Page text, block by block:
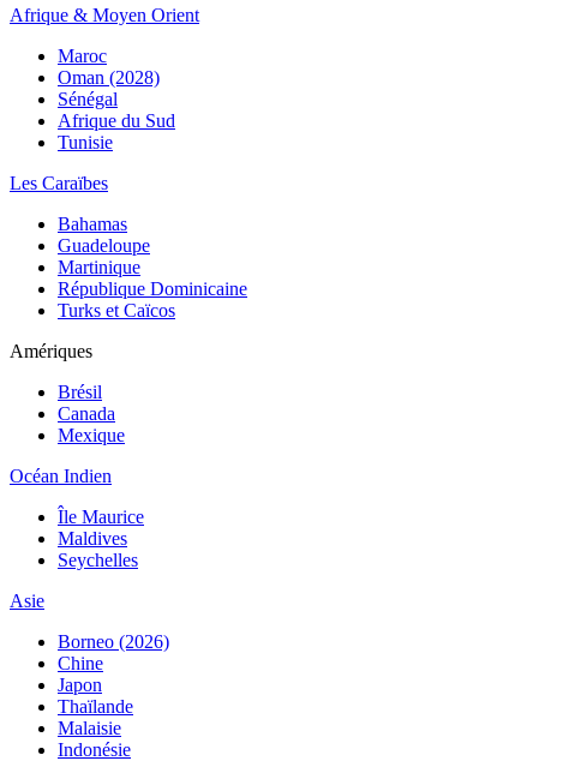
Afrique & Moyen Orient
Maroc
Oman (2028)
Sénégal
Afrique du Sud
Tunisie
Les Caraïbes
Bahamas
Guadeloupe
Martinique
République Dominicaine
Turks et Caïcos
Amériques
Brésil
Canada
Mexique
Océan Indien
Île Maurice
Maldives
Seychelles
Asie
Borneo (2026)
Chine
Japon
Thaïlande
Malaisie
Indonésie